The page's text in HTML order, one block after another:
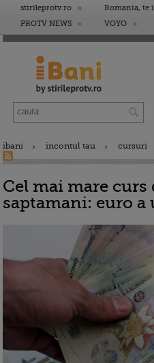
stirileprotv.ro Romania, te
PROTV NEWS
VOYO
ibani incontul tau cursuri
Cel mai mare
saptamani: euro a